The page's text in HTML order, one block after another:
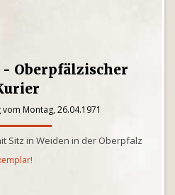
- Oberpfälzischer
Montag, 26.04.1971
Sitz in Weiden in der Oberpfalz